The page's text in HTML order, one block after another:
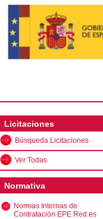
Licitaciones
Búsqueda Licitaciones
Ver Todas
Normativa
Normas Internas de
Contratación EPE Red.es